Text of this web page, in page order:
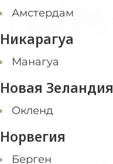
Амстердам
Никарагуа
Манагуа
Новая Зеландия
Окленд
Норвегия
Берген